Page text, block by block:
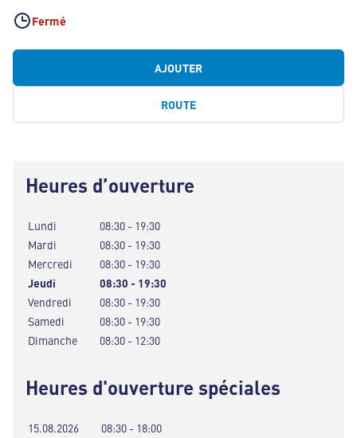
Fermé
AJOUTER
ROUTE
Heures d’ouverture
Lundi
08:30 - 19:30
Mardi
08:30 - 19:30
Mercredi
08:30 - 19:30
Jeudi
08:30 - 19:30
Vendredi
08:30 - 19:30
Samedi
08:30 - 19:30
Dimanche
08:30 - 12:30
Heures d'ouverture spéciales
15.08.2026
08:30 - 18:00